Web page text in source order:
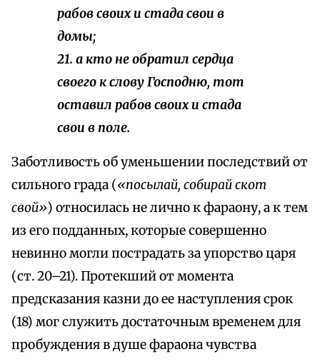
рабов своих и стада свои в
домы;
21. а кто не обратил сердца
своего к слову Господню, тот
оставил рабов своих и стада
свои в поле.
Заботливость об уменьшении последствий от
сильного града («посылай, собирай скот
свой») относилась не лично к фараону, а к тем
из его подданных, которые совершенно
невинно могли пострадать за упорство царя
(ст. 20–21). Протекший от момента
предсказания казни до ее наступления срок
(18) мог служить достаточным временем для
пробуждения в душе фараона чувства